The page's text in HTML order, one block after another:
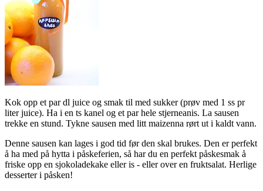
Kok opp et par dl juice og smak til med sukker (prøv med 1 ss pr
liter juice). Ha i en ts kanel og et par hele stjerneanis. La sausen
trekke en stund. Tykne sausen med litt maizenna rørt ut i kaldt vann.
Denne sausen kan lages i god tid før den skal brukes. Den er perfekt
å ha med på hytta i påskeferien, så har du en perfekt påskesmak å
friske opp en sjokoladekake eller is - eller over en fruktsalat. Herlige
desserter i påsken!